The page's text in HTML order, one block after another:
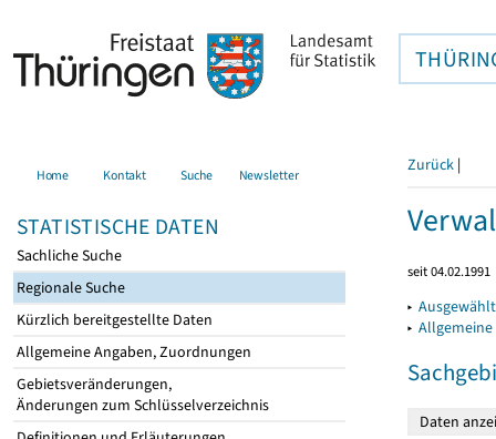
Home Kontakt Suche Newsletter
STATISTISCHE DATEN
Sachliche Suche
Regionale Suche
Kürzlich bereitgestellte Daten
Allgemeine Angaben, Zuordnungen
Gebietsveränderungen,
Änderungen zum Schlüsselverzeichnis
Zurück |
seit 04.02.1991
▸
▸